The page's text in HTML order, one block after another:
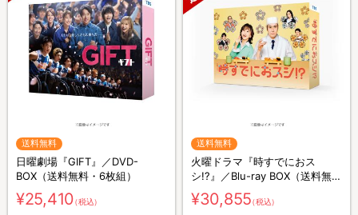
送料無料
日曜劇場『GIFT』／DVD-
BOX（送料無料・6枚組）
¥25,410（税込）
送料無料
火曜ドラマ『時すでにおス
シ!?』／Blu-ray BOX（送料無
料・3枚組）
¥30,855（税込）